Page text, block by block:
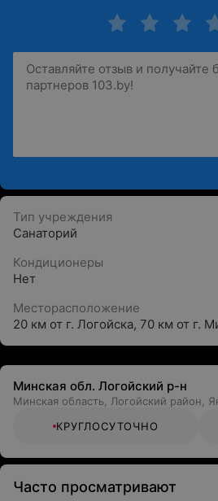
Тип учреждения
Санаторий
Кондиционеры
Нет
Месторасположение
20 км от г. Логойска, 70 км от г.
Минская обл. Логойский р-н
Минская область, Логойский район,
КРУГЛОСУТОЧНО
Часто просматривают